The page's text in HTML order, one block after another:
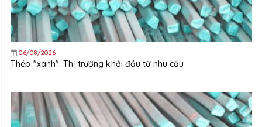
06/08/2026
Thép "xanh": Thị trường khởi đầu từ nhu cầu